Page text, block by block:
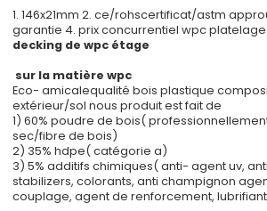
1. 146x21mm 2. ce/rohscertificat/astm
garantie 4. prix concurrentiel wpc platelage
decking de wpc étage
sur la matière wpc
Eco- amicalequalité bois plastique
extérieur/sol nous produit est fait de
1) 60% poudre de bois(
sec/fibre de bois)
2) 35% hdpe( catégorie a)
3) 5% additifs chimiques( anti- agent uv,
stabilizers, colorants, anti champignon
couplage, agent de renforcement,